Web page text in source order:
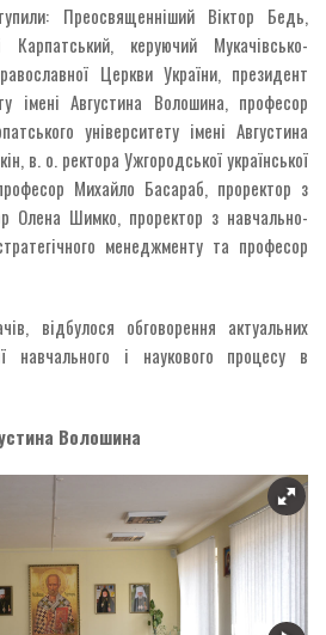
Преосвященніший Віктор Бедь,
Карпатський, керуючий Мукачівсько-
Церкви України, президент
імені Августина Волошина, професор
університету імені Августина
в. о. ректора Ужгородської української
Михайло Басараб, проректор з
Олена Шимко, проректор з навчально-
менеджменту та професор
відбулося обговорення актуальних
навчального і наукового процесу в
Волошина